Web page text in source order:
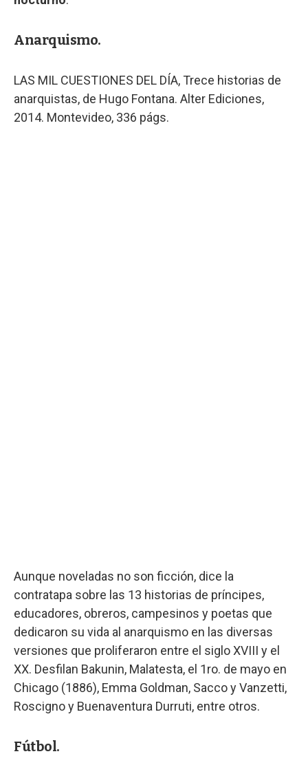
Anarquismo.
LAS MIL CUESTIONES DEL DÍA, Trece historias de
anarquistas, de Hugo Fontana. Alter Ediciones,
2014. Montevideo, 336 págs.
Aunque noveladas no son ficción, dice la
contratapa sobre las 13 historias de príncipes,
educadores, obreros, campesinos y poetas que
dedicaron su vida al anarquismo en las diversas
versiones que proliferaron entre el siglo XVIII y el
XX. Desfilan Bakunin, Malatesta, el 1ro. de mayo en
Chicago (1886), Emma Goldman, Sacco y Vanzetti,
Roscigno y Buenaventura Durruti, entre otros.
Fútbol.